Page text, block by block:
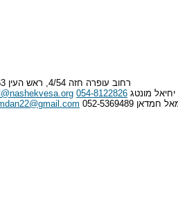
רחוב עופרה חזה 4/54, ראש העין 4813963
מונטג 054-8122826
חמדאן 052-5369489